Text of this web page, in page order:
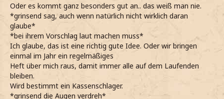
Oder es kommt ganz besonders gut an.. das weiß man nie.
*grinsend sag, auch wenn natürlich nicht wirklich daran
glaube*
*bei ihrem Vorschlag laut machen muss*
Ich glaube, das ist eine richtig gute Idee. Oder wir bringen
einmal im Jahr ein regelmäßiges
Heft über mich raus, damit immer alle auf dem Laufenden
bleiben.
Wird bestimmt ein Kassenschlager.
*grinsend die Augen verdreh*